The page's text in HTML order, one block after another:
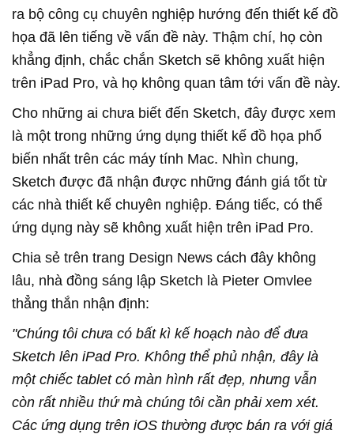
ra bộ công cụ chuyên nghiệp hướng đến thiết kế đồ
họa đã lên tiếng về vấn đề này. Thậm chí, họ còn
khẳng định, chắc chắn Sketch sẽ không xuất hiện
trên iPad Pro, và họ không quan tâm tới vấn đề này.
Cho những ai chưa biết đến Sketch, đây được xem
là một trong những ứng dụng thiết kế đồ họa phổ
biến nhất trên các máy tính Mac. Nhìn chung,
Sketch được đã nhận được những đánh giá tốt từ
các nhà thiết kế chuyên nghiệp. Đáng tiếc, có thể
ứng dụng này sẽ không xuất hiện trên iPad Pro.
Chia sẻ trên trang Design News cách đây không
lâu, nhà đồng sáng lập Sketch là Pieter Omvlee
thẳng thắn nhận định:
"Chúng tôi chưa có bất kì kế hoạch nào để đưa
Sketch lên iPad Pro. Không thể phủ nhận, đây là
một chiếc tablet có màn hình rất đẹp, nhưng vẫn
còn rất nhiều thứ mà chúng tôi cần phải xem xét.
Các ứng dụng trên iOS thường được bán ra với giá